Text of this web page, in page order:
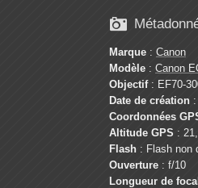

Marque : Canon
Modèle : Canon
Objectif: EF70-
Date de création
Coordonnées
Altitude GPS :
Flash : Flash non
Ouverture : f/10
Longueur de